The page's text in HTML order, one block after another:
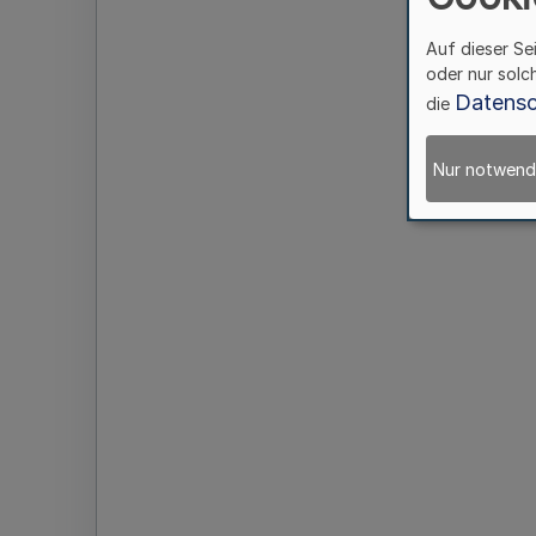
Auf dieser
oder nur
die
Nur